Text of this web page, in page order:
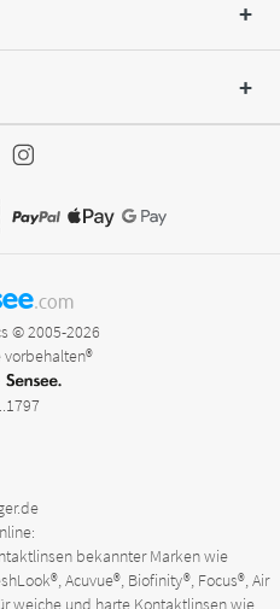
.com
© 2005-2026
vorbehalten®
bekannter Marken wie
Acuvue®, Biofinity®, Focus®, Air
weiche und harte Kontaktlinsen wie